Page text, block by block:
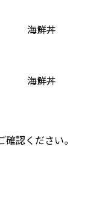
海鮮丼
海鮮丼
認ください。